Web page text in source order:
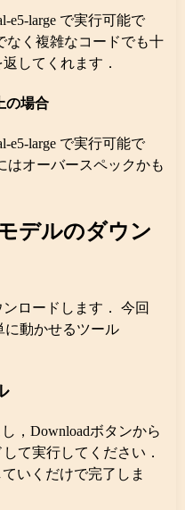
e5-large で実行可能で
なく複雑なコードでも十
してくれます．
の場合
e5-large で実行可能で
はオーバースペックかも
デルのダウン
ロードします． 今回
動かせるツール
，Downloadボタンから
て実行してください．
いくだけで完了しま